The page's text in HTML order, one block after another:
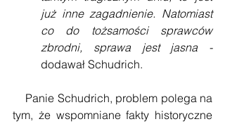
już inne zagadnienie. Natomiast
co do tożsamości sprawców
zbrodni, sprawa jest jasna -
dodawał Schudrich.
Panie Schudrich, problem polega na
tym, że wspomniane fakty historyczne